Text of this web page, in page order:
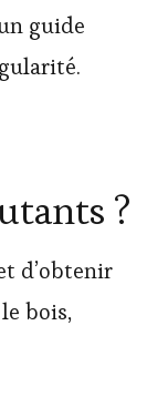
guide
?
d’obtenir
bois,